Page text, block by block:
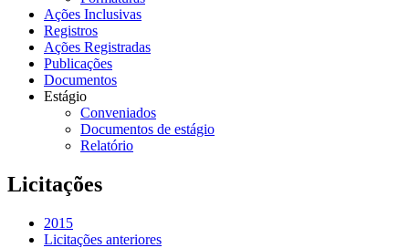
Ações Inclusivas
Registros
Ações Registradas
Publicações
Documentos
Estágio
Conveniados
Documentos de estágio
Relatório
Licitações
2015
Licitações anteriores